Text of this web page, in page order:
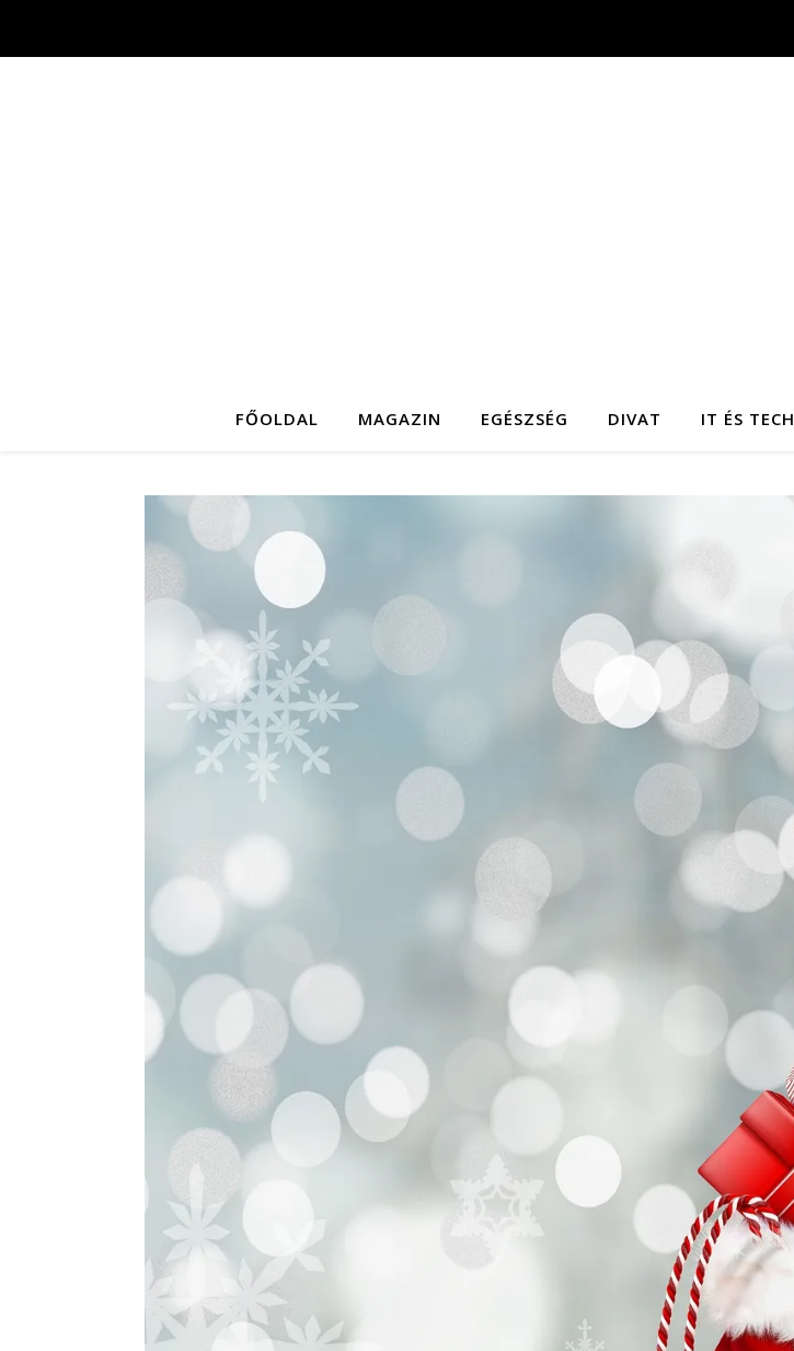
FŐOLDAL MAGAZIN EGÉSZSÉG DIVAT IT ÉS TECH